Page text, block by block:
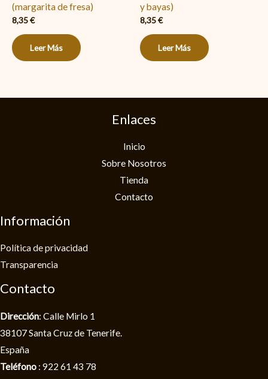
(margarita de fresa)
8,35€
Leer Más
y bayas)
8,35€
Leer Más
Enlaces
Inicio
Sobre Nosotros
Tienda
Contacto
Información
Política de privacidad​
Transparencia
Contacto
Dirección: Calle Mirlo 1
38107 Santa Cruz de Tenerife.
España
Teléfono : 922 61 43 78